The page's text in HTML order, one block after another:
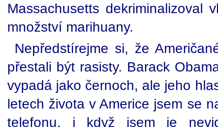
Massachusetts dekriminalizoval
množství marihuany.
Nepředstírejme si, že
přestali být rasisty. Barack
vypadá jako černoch, ale jeho
letech života v Americe jsem se
telefonu, i když jsem je